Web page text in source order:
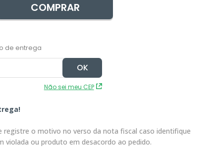
COMPRAR
Não sei meu CEP
registre o motivo no verso da nota fiscal caso identifique
violada ou produto em desacordo ao pedido.